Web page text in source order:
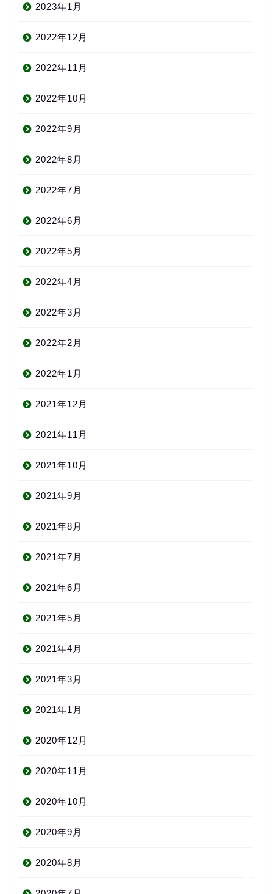
2023年1月
2022年12月
2022年11月
2022年10月
2022年9月
2022年8月
2022年7月
2022年6月
2022年5月
2022年4月
2022年3月
2022年2月
2022年1月
2021年12月
2021年11月
2021年10月
2021年9月
2021年8月
2021年7月
2021年6月
2021年5月
2021年4月
2021年3月
2021年1月
2020年12月
2020年11月
2020年10月
2020年9月
2020年8月